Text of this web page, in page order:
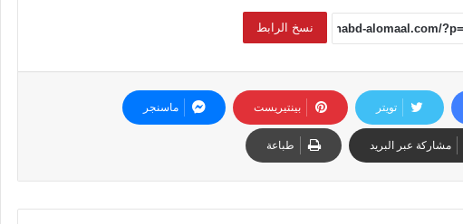
نسخ الرابط
تويتر بينتيريست ماسنجر
مشاركة عبر البريد طباعة